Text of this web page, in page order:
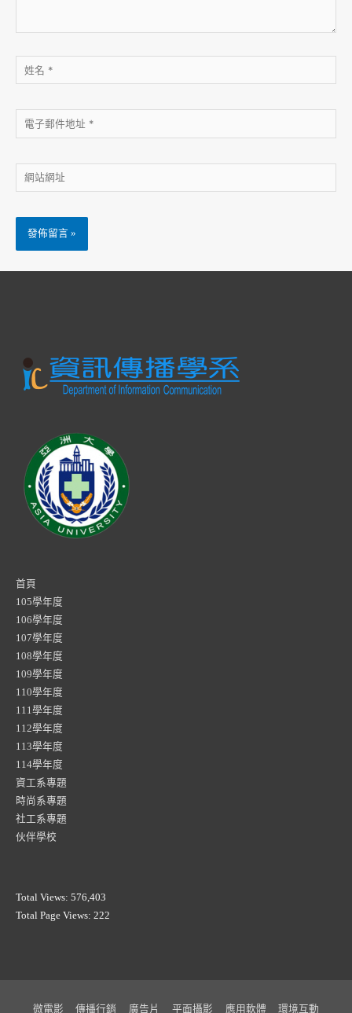
首頁
105學年度
106學年度
107學年度
108學年度
109學年度
110學年度
111學年度
112學年度
113學年度
114學年度
資工系專題
時尚系專題
社工系專題
伙伴學校
Total Views: 576,403
Total Page Views: 222
微電影 傳播行銷 廣告片 平面攝影 應用軟體 環境互動